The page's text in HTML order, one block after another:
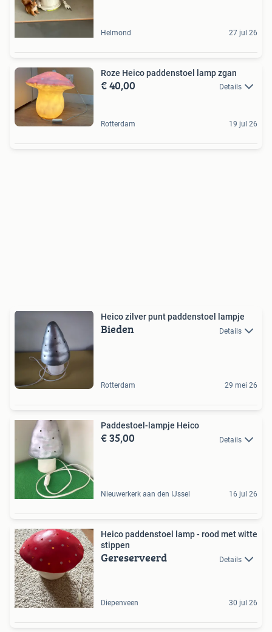
Helmond 27 jul 26
Roze Heico paddenstoel lamp zgan
€ 40,00 Details
Rotterdam 19 jul 26
Heico zilver punt paddenstoel lampje
Bieden Details
Rotterdam 29 mei 26
Paddestoel-lampje Heico
€ 35,00 Details
Nieuwerkerk aan den IJssel 16 jul 26
Heico paddenstoel lamp - rood met witte
stippen
Gereserveerd Details
Diepenveen 30 jul 26